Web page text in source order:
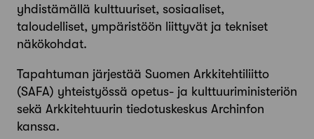
yhdistämällä kulttuuriset, sosiaaliset,
taloudelliset, ympäristöön liittyvät ja tekniset
näkökohdat.
Tapahtuman järjestää Suomen Arkkitehtiliitto
(SAFA) yhteistyössä opetus- ja kulttuuriministeriön
sekä Arkkitehtuurin tiedotuskeskus Archinfon
kanssa.